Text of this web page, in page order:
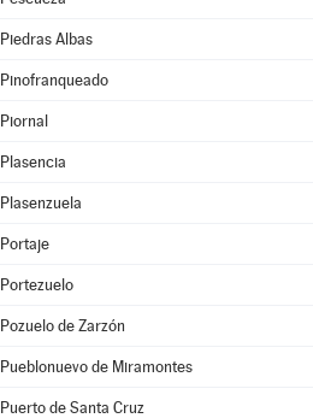
Piedras Albas
Pinofranqueado
Piornal
Plasencia
Plasenzuela
Portaje
Portezuelo
Pozuelo de Zarzón
Pueblonuevo de Miramontes
Puerto de Santa Cruz